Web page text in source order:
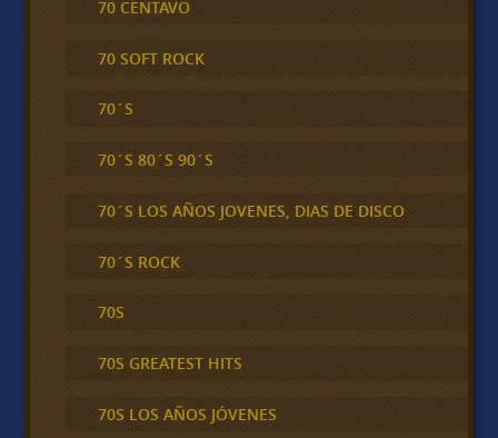
70 CENTAVO
70 SOFT ROCK
70´S
70´S 80´S 90´S
70´S LOS AÑOS JOVENES, DIAS DE DISCO
70´S ROCK
70S
70S GREATEST HITS
70S LOS AÑOS JÓVENES